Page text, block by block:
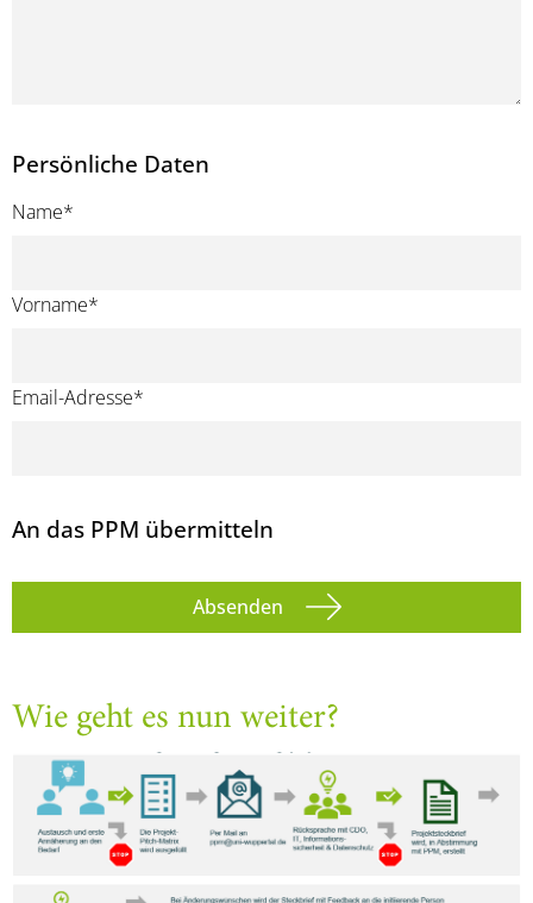
Persönliche Daten
Name*
Vorname*
Email-Adresse*
An das PPM übermitteln
Absenden
Wie geht es nun weiter?